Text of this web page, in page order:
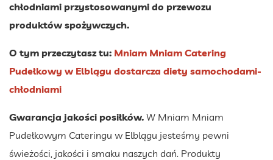
chłodniami przystosowanymi do przewozu
produktów spożywczych.
O tym przeczytasz tu: Mniam Mniam Catering
Pudełkowy w Elblągu dostarcza diety samochodami-
chłodniami
Gwarancja jakości posiłków. W Mniam Mniam
Pudełkowym Cateringu w Elblągu jesteśmy pewni
świeżości, jakości i smaku naszych dań. Produkty